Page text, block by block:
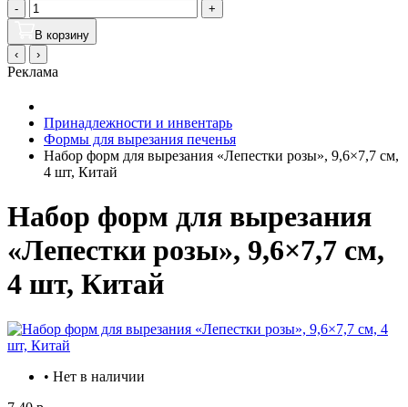
-
+
В корзину
‹
›
Реклама
Принадлежности и инвентарь
Формы для вырезания печенья
Набор форм для вырезания «Лепестки розы», 9,6×7,7 см,
4 шт, Китай
Набор форм для вырезания
«Лепестки розы», 9,6×7,7 см,
4 шт, Китай
• Нет в наличии